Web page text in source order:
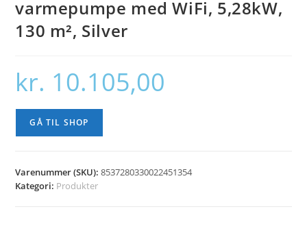
varmepumpe med WiFi, 5,28kW,
130 m², Silver
kr. 10.105,00
GÅ TIL SHOP
Varenummer (SKU):8537280330022451354
Kategori: Produkter